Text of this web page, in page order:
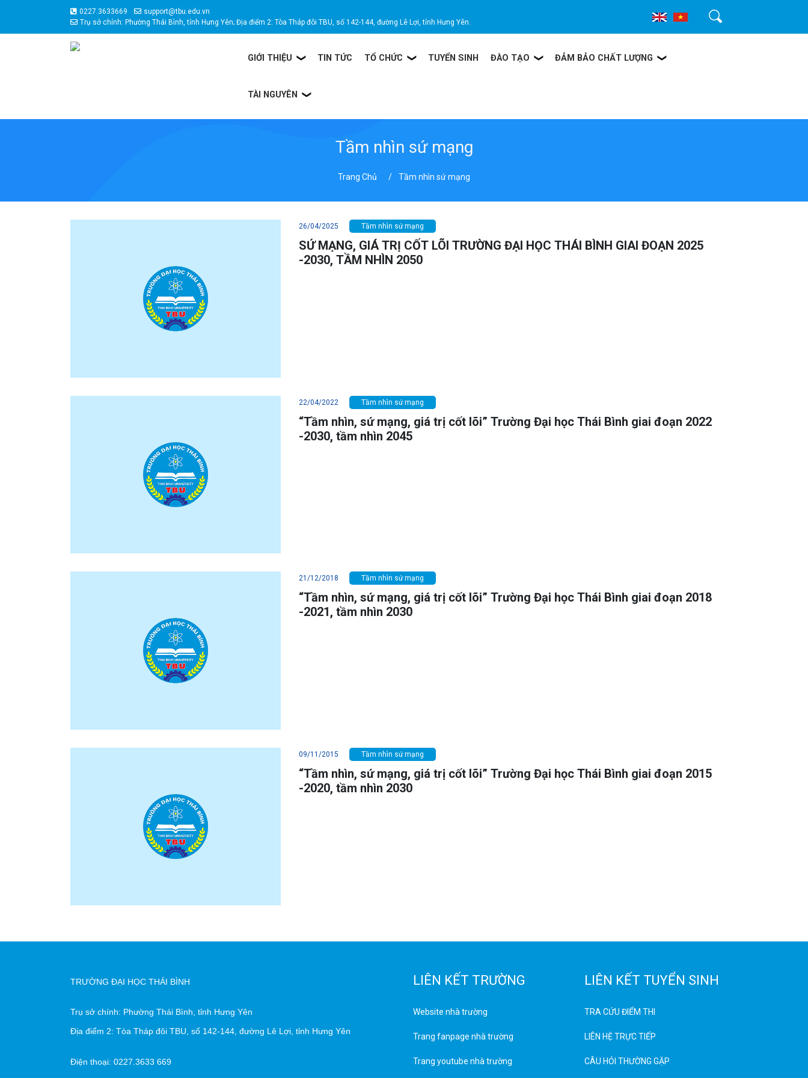
0227.3633669
support@tbu.edu.vn
Trụ sở chính: Phường Thái Bình, tỉnh Hưng Yên; Địa điểm 2: Tòa Tháp đôi TBU, số 142-144, đường Lê Lợi, tỉnh Hưng Yên.
Tìm kiếm
GIỚI THIỆU TIN TỨC TỔ CHỨC TUYỂN SINH ĐÀO TẠO ĐẢM BẢO CHẤT LƯỢNG
TÀI NGUYÊN
Tầm nhìn sứ mạng
Trang Chủ Tầm nhìn sứ mạng
26/04/2025 Tầm nhìn sứ mạng
SỨ MẠNG, GIÁ TRỊ CỐT LÕI TRƯỜNG ĐẠI HỌC THÁI BÌNH GIAI ĐOẠN 2025
-2030, TẦM NHÌN 2050
22/04/2022 Tầm nhìn sứ mạng
“Tầm nhìn, sứ mạng, giá trị cốt lõi” Trường Đại học Thái Bình giai đoạn 2022
-2030, tầm nhìn 2045
21/12/2018 Tầm nhìn sứ mạng
“Tầm nhìn, sứ mạng, giá trị cốt lõi” Trường Đại học Thái Bình giai đoạn 2018
-2021, tầm nhìn 2030
09/11/2015 Tầm nhìn sứ mạng
“Tầm nhìn, sứ mạng, giá trị cốt lõi” Trường Đại học Thái Bình giai đoạn 2015
-2020, tầm nhìn 2030
TRƯỜNG ĐẠI HỌC THÁI BÌNH
Trụ sở chính: Phường Thái Bình, tỉnh Hưng Yên
Địa điểm 2: Tòa Tháp đôi TBU, số 142-144, đường Lê Lợi, tỉnh Hưng Yên
Điện thoại: 0227.3633 669
LIÊN KẾT TRƯỜNG
Website nhà trường
Trang fanpage nhà trường
Trang youtube nhà trường
LIÊN KẾT TUYỂN SINH
TRA CỨU ĐIỂM THI
LIÊN HỆ TRỰC TIẾP
CÂU HỎI THƯỜNG GẶP